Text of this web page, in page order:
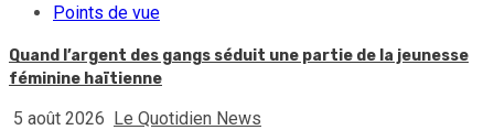
Points de vue
Quand l’argent des gangs séduit une partie de la jeunesse
féminine haïtienne
5 août 2026 Le Quotidien News